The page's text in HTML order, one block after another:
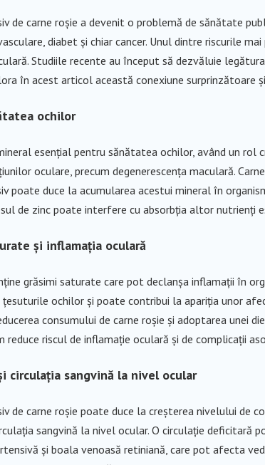
de carne roșie a devenit o problemă de sănătate
diabet și chiar cancer. Unul dintre riscurile
Studiile recente au început să dezvăluie
în acest articol această conexiune surprinzătoare
ochilor
esențial pentru sănătatea ochilor, având un rol
oculare, precum degenerescența maculară.
poate duce la acumularea acestui mineral în
de zinc poate interfere cu absorbția altor nutrienți
și inflamația oculară
grăsimi saturate care pot declanșa inflamații în
ochilor și poate contribui la apariția unor
consumului de carne roșie și adoptarea unei
reduce riscul de inflamație oculară și de complicații
circulația sangvină la nivel ocular
de carne roșie poate duce la creșterea nivelului de
sangvină la nivel ocular. O circulație deficitară
și boala venoasă retiniană, care pot afecta